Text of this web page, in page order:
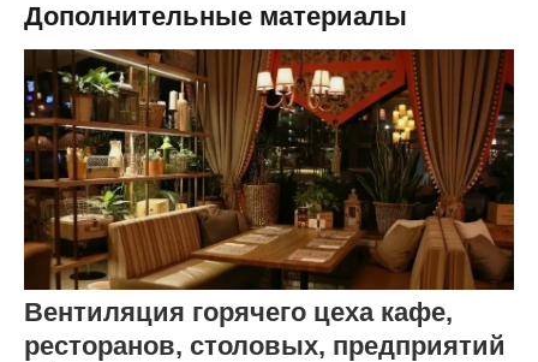
Дополнительные материалы
Вентиляция горячего цеха кафе,
ресторанов, столовых, предприятий